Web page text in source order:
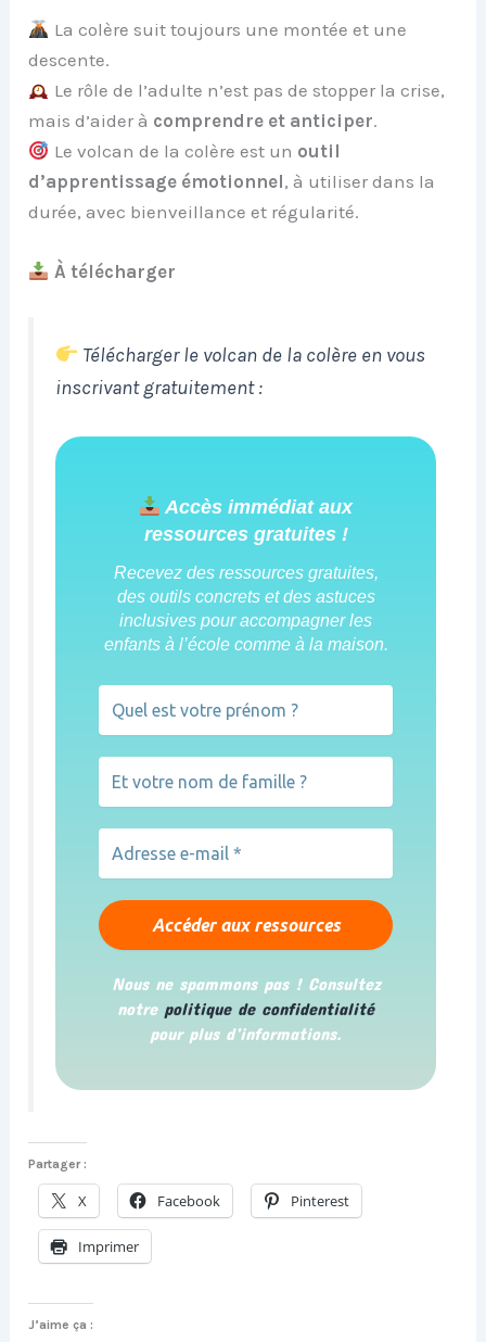
La colère suit toujours une montée et une
descente.
Le rôle de l’adulte n’est pas de stopper la crise,
mais d’aider à comprendre et anticiper.
Le volcan de la colère est un outil
d’apprentissage émotionnel, à utiliser dans la
durée, avec bienveillance et régularité.
À télécharger
Télécharger le volcan de la colère en vous
inscrivant gratuitement :
Accès immédiat aux
ressources gratuites !
Recevez des ressources gratuites,
des outils concrets et des astuces
inclusives pour accompagner les
enfants à l’école comme à la maison.
Nous ne spammons pas ! Consultez
notre politique de confidentialité
pour plus d’informations.
Partager :
X Facebook Pinterest
Imprimer
J’aime ça :